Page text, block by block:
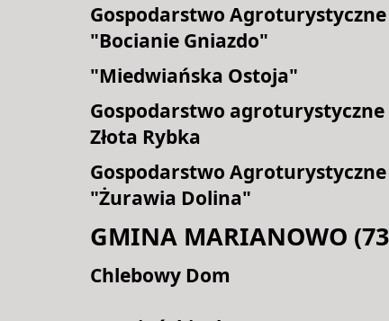
Gospodarstwo Agroturystyczne
"Bocianie Gniazdo"
"Miedwiańska Ostoja"
Gospodarstwo agroturystyczne
Złota Rybka
Gospodarstwo Agroturystyczne
"Żurawia Dolina"
GMINA MARIANOWO
Chlebowy Dom